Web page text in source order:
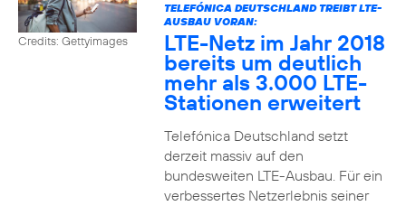
Credits: Gettyimages
TELEFÓNICA DEUTSCHLAND TREIBT LTE-
AUSBAU VORAN:
LTE-Netz im Jahr 2018
bereits um deutlich
mehr als 3.000 LTE-
Stationen erweitert
Telefónica Deutschland setzt
derzeit massiv auf den
bundesweiten LTE-Ausbau. Für ein
verbessertes Netzerlebnis seiner